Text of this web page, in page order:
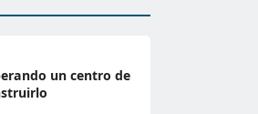
un centro de